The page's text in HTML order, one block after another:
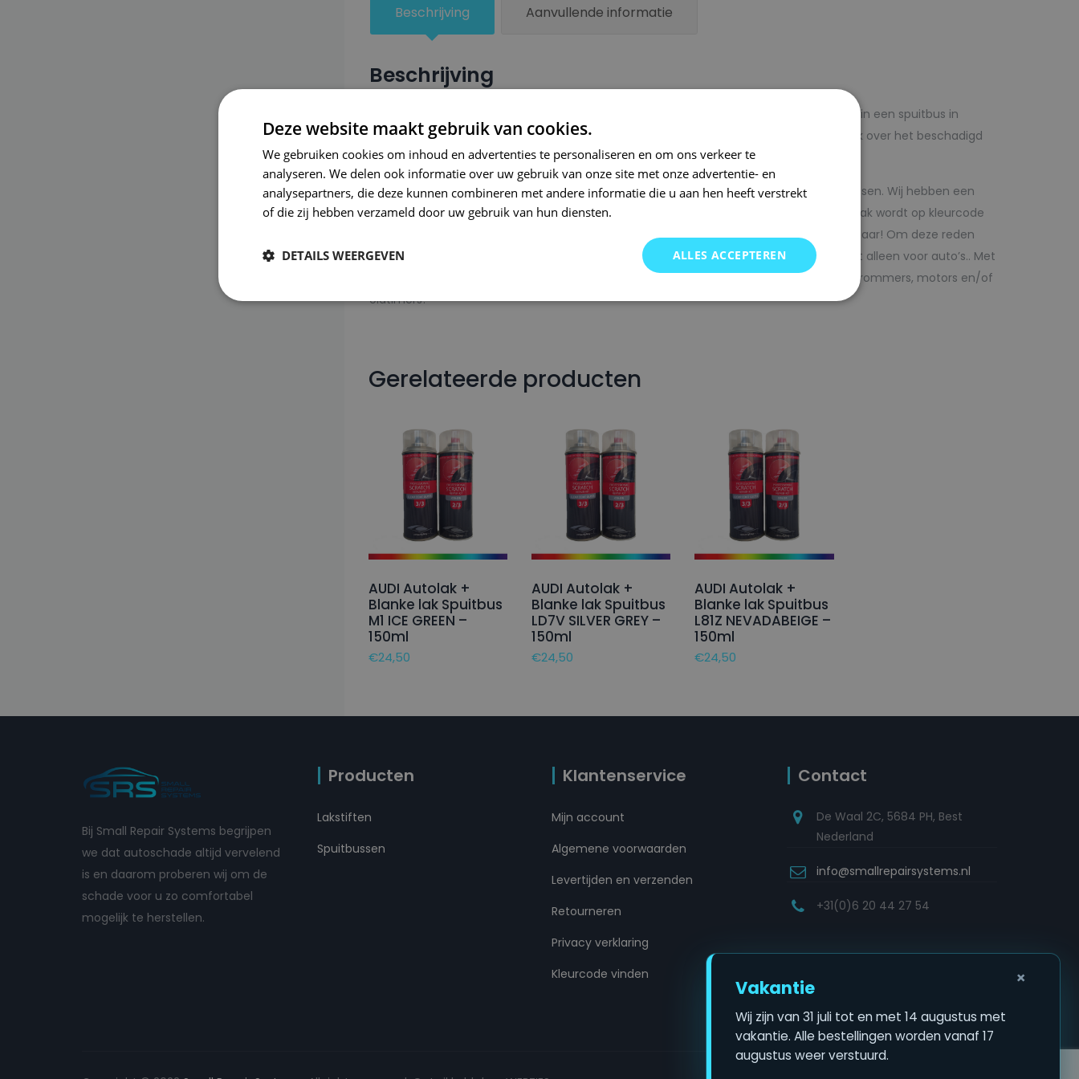
Beschrijving Aanvullende informatie
Beschrijving
Een groter beschadigd oppervlak van je auto behandel je nu zelf voordelig met autolak in een spuitbus in
combinatie met blanke lak van Small Repair Systems. U dient op voorhand de blanke lak over het beschadigd
oppervlak te spuiten zodat de kleurlak beter hecht.
Bij SRS bent u aan het juiste adres wanneer het gaat om hoge kwaliteit autolak spuitbussen. Wij hebben een
gigantisch assortiment met oneindig veel kleurencombinaties in ons arsenaal. De autolak wordt op kleurcode
of kleurnaam gemaakt en is afgevuld met professionele verf. Direct uit voorraad leverbaar! Om deze reden
garanderen wij dat u altijd de gewenste kleur voor uw auto bij SRS kunt vinden. Maar niet alleen voor auto’s.. Met
onze A-kwaliteit spuitbussen kunt u bij ons ook terecht voor bedrijfswagens, scooters, brommers, motors en/of
oldtimers!
Gerelateerde producten
AUDI Autolak +
Blanke lak Spuitbus
M1 ICE GREEN –
150ml
€24,50
AUDI Autolak +
Blanke lak Spuitbus
LD7V SILVER GREY –
150ml
€24,50
AUDI Autolak +
Blanke lak Spuitbus
L81Z NEVADABEIGE –
150ml
€24,50
Bij Small Repair Systems begrijpen
we dat autoschade altijd vervelend
is en daarom proberen wij om de
schade voor u zo comfortabel
mogelijk te herstellen.
Producten
Lakstiften
Spuitbussen
Klantenservice
Mijn account
Algemene voorwaarden
Levertijden en verzenden
Retourneren
Privacy verklaring
Kleurcode vinden
Contact
De Waal 2C, 5684 PH, Best
Nederland
info@smallrepairsystems.nl
+31(0)6 20 44 27 54
×
Vakantie
Wij zijn van 31 juli tot en met 14 augustus met
vakantie. Alle bestellingen worden vanaf 17
augustus weer verstuurd.
Deze website maakt gebruik van cookies.
We gebruiken cookies om inhoud en advertenties te personaliseren en om ons verkeer te
analyseren. We delen ook informatie over uw gebruik van onze site met onze advertentie- en
analysepartners, die deze kunnen combineren met andere informatie die u aan hen heeft verstrekt
of die zij hebben verzameld door uw gebruik van hun diensten.
ALLES ACCEPTEREN
DETAILS WEERGEVEN